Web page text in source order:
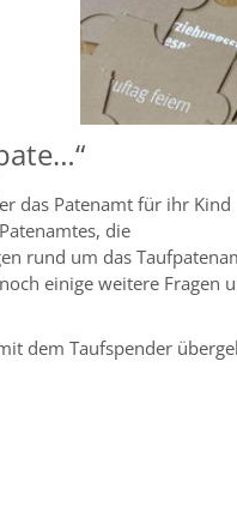
das Patenamt für ihr Kind
die
rund um das
einige weitere Fragen
dem Taufspender